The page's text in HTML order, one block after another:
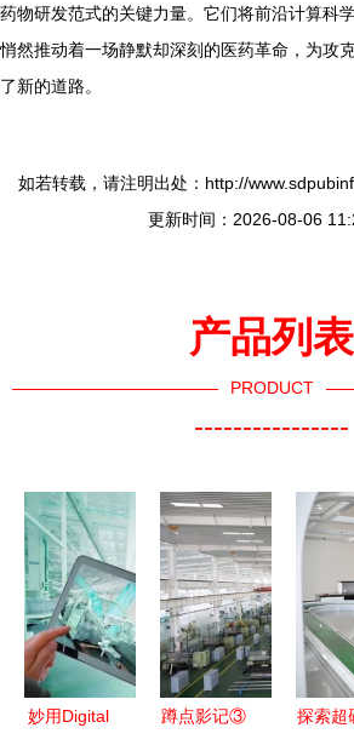
药物研发范式的关键力量。它们将前沿计算科
悄然推动着一场静默却深刻的医药革命，为攻
了新的道路。
如若转载，请注明出处：http://
更新时间：2026-08-06
产品列表
PRODUCT
----------------
妙用Digital
蹲点影记③
探索超